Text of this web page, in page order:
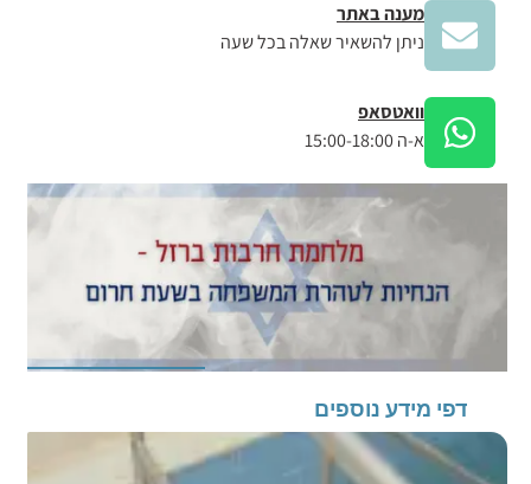
מענה באתר
ניתן להשאיר שאלה בכל שעה
וואטסאפ
א-ה 15:00-18:00
דפי מידע נוספים